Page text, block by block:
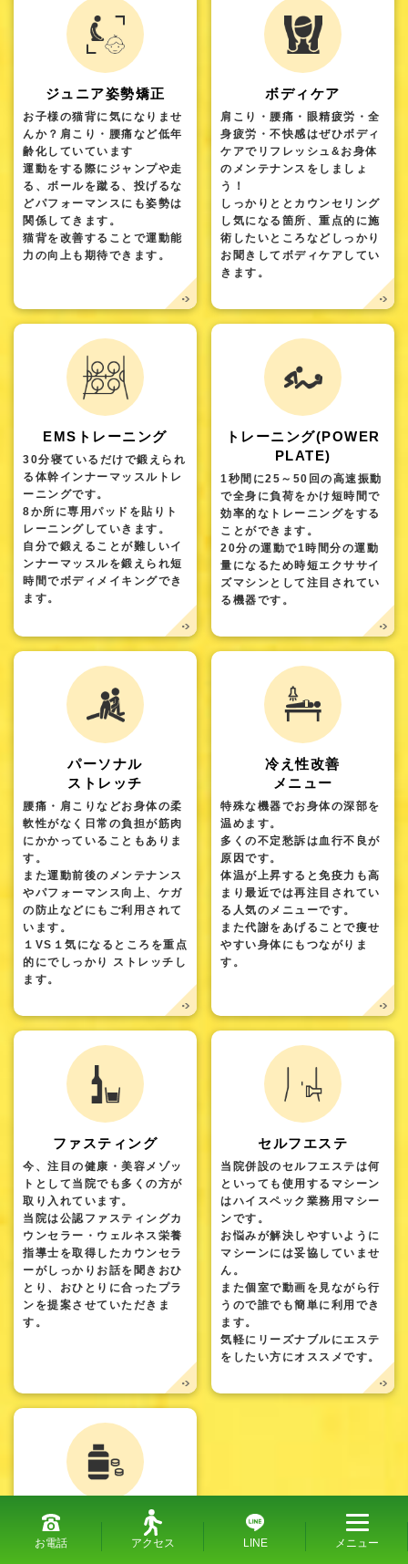
ジュニア姿勢矯正
お子様の猫背に気になりませ
んか？肩こり・腰痛など低年
齢化していています
運動をする際にジャンプや走
る、ボールを蹴る、投げるな
どパフォーマンスにも姿勢は
関係してきます。
猫背を改善することで運動能
力の向上も期待できます。
ボディケア
肩こり・腰痛・眼精疲労・全
身疲労・不快感はぜひボディ
ケアでリフレッシュ&お身体
のメンテナンスをしましょ
う！
しっかりととカウンセリング
し気になる箇所、重点的に施
術したいところなどしっかり
お聞きしてボディケアしてい
きます。
EMSトレーニング
30分寝ているだけで鍛えられ
る体幹インナーマッスルトレ
ーニングです。
8か所に専用パッドを貼りト
レーニングしていきます。
自分で鍛えることが難しいイ
ンナーマッスルを鍛えられ短
時間でボディメイキングでき
ます。
トレーニング(POWER
PLATE)
1秒間に25～50回の高速振動
で全身に負荷をかけ短時間で
効率的なトレーニングをする
ことができます。
20分の運動で1時間分の運動
量になるため時短エクササイ
ズマシンとして注目されてい
る機器です。
パーソナル
ストレッチ
腰痛・肩こりなどお身体の柔
軟性がなく日常の負担が筋肉
にかかっていることもありま
す。
また運動前後のメンテナンス
やパフォーマンス向上、ケガ
の防止などにもご利用されて
います。
１VS１気になるところを重点
的にでしっかり ストレッチし
ます。
冷え性改善
メニュー
特殊な機器でお身体の深部を
温めます。
多くの不定愁訴は血行不良が
原因です。
体温が上昇すると免疫力も高
まり最近では再注目されてい
る人気のメニューです。
また代謝をあげることで痩せ
やすい身体にもつながりま
す。
ファスティング
今、注目の健康・美容メゾッ
トとして当院でも多くの方が
取り入れています。
当院は公認ファスティングカ
ウンセラー・ウェルネス栄養
指導士を取得したカウンセラ
ーがしっかりお話を聞きおひ
とり、おひとりに合ったプラ
ンを提案させていただきま
す。
セルフエステ
当院併設のセルフエステは何
といっても使用するマシーン
はハイスペック業務用マシー
ンです。
お悩みが解決しやすいように
マシーンには妥協していませ
ん。
また個室で動画を見ながら行
うので誰でも簡単に利用でき
ます。
気軽にリーズナブルにエステ
をしたい方にオススメです。
サプリメント
プロテインからビタミン・ミ
お電話 アクセス LINE メニュー